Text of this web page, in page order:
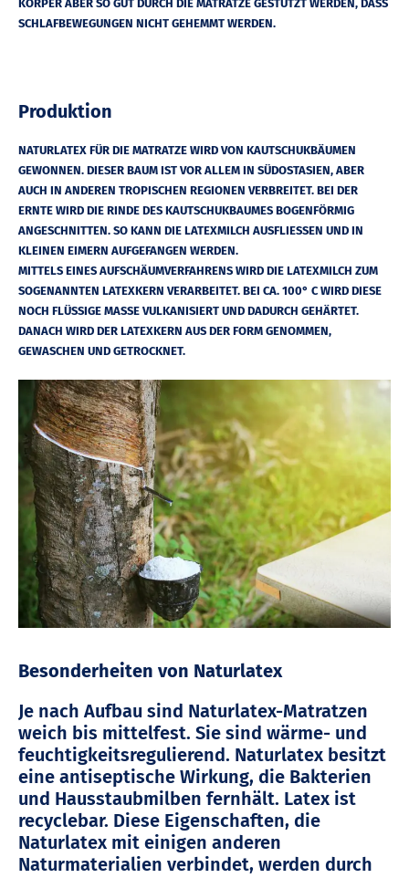
KÖRPER ABER SO GUT DURCH DIE MATRATZE GESTÜTZT WERDEN, DASS
SCHLAFBEWEGUNGEN NICHT GEHEMMT WERDEN.
Produktion
NATURLATEX FÜR DIE MATRATZE WIRD VON KAUTSCHUKBÄUMEN
GEWONNEN. DIESER BAUM IST VOR ALLEM IN SÜDOSTASIEN, ABER
AUCH IN ANDEREN TROPISCHEN REGIONEN VERBREITET. BEI DER
ERNTE WIRD DIE RINDE DES KAUTSCHUKBAUMES BOGENFÖRMIG
ANGESCHNITTEN. SO KANN DIE LATEXMILCH AUSFLIESSEN UND IN K
LEINEN EIMERN AUFGEFANGEN WERDEN.
MITTELS EINES AUFSCHÄUMVERFAHRENS WIRD DIE LATEXMILCH ZUM
SOGENANNTEN LATEXKERN VERARBEITET. BEI CA. 100° C WIRD DIESE
NOCH FLÜSSIGE MASSE VULKANISIERT UND DADURCH GEHÄRTET.
DANACH WIRD DER LATEXKERN AUS DER FORM GENOMMEN,
GEWASCHEN UND GETROCKNET.
Besonderheiten von Naturlatex
Je nach Aufbau sind Naturlatex-Matratzen
weich bis mittelfest. Sie sind wärme- und
feuchtigkeitsregulierend. Naturlatex besitzt
eine antiseptische Wirkung, die Bakterien
und Hausstaubmilben fernhält. Latex ist
recyclebar. Diese Eigenschaften, die
Naturlatex mit einigen anderen
Naturmaterialien verbindet, werden durch